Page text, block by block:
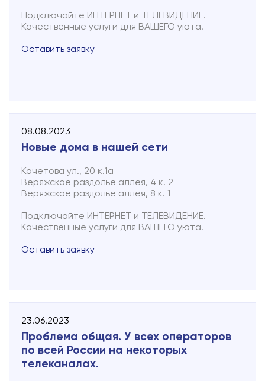
Подключайте ИНТЕРНЕТ и ТЕЛЕВИДЕНИЕ.
Качественные услуги для ВАШЕГО уюта.
Оставить заявку
08.08.2023
Новые дома в нашей сети
Кочетова ул., 20 к.1а
Веряжское раздолье аллея, 4 к. 2
Веряжское раздолье аллея, 8 к. 1
Подключайте ИНТЕРНЕТ и ТЕЛЕВИДЕНИЕ.
Качественные услуги для ВАШЕГО уюта.
Оставить заявку
23.06.2023
Проблема общая. У всех операторов
по всей России на некоторых
телеканалах.